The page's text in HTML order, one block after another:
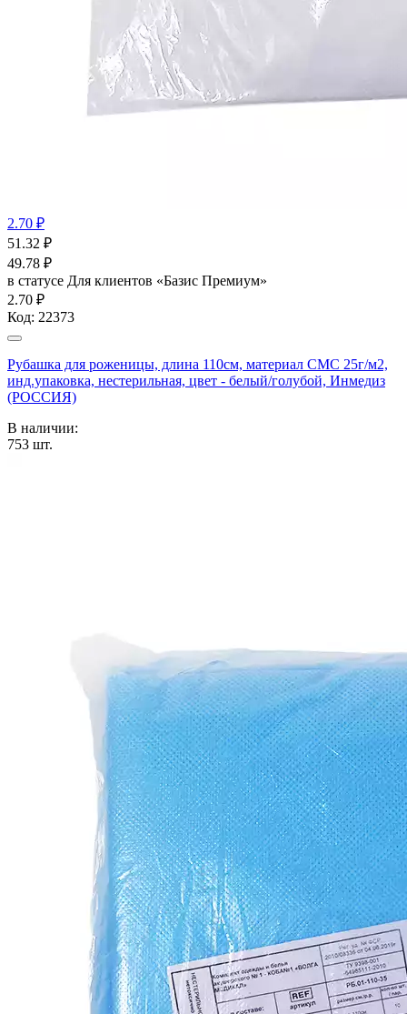
2.70 ₽
51.32 ₽
49.78 ₽
в статусе Для клиентов «Базис Премиум»
2.70 ₽
Код: 22373
Рубашка для роженицы, длина 110см, материал СМС 25г/м2,
инд.упаковка, нестерильная, цвет - белый/голубой, Инмедиз
(РОССИЯ)
В наличии:
753 шт.